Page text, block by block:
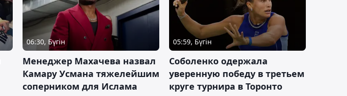
06:30, Бүгін
Менеджер Махачева назвал
Камару Усмана тяжелейшим
соперником для Ислама
05:59, Бүгін
Соболенко одержала
уверенную победу в третьем
круге турнира в Торонто